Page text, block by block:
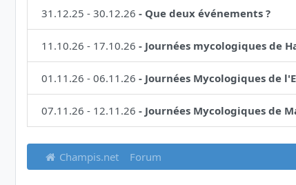
31.12.25 - 30.12.26 - Que deux événements ?
11.10.26 - 17.10.26 - Journées mycologiques de
01.11.26 - 06.11.26 - Journées Mycologiques de
07.11.26 - 12.11.26 - Journées Mycologiques de
Champis.net Forum